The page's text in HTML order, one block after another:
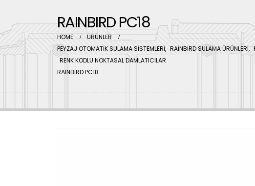
RAINBIRD PC18
HOME
ÜRÜNLER
PEYZAJ OTOMATİK SULAMA SİSTEMLERİ, RAİNBİRD SULAMA ÜRÜNLERİ,
RENK KODLU NOKTASAL DAMLATICILAR
RAINBIRD PC18